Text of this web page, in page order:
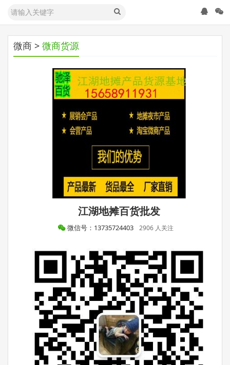
微商 > 微商货源
江湖地摊百货批发
微信号：13735724403 2906 人关注